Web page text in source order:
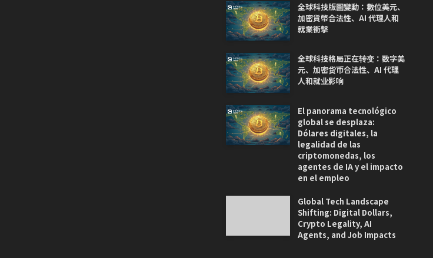
全球科技版圖變動：數位美元、
加密貨幣合法性、AI 代理人和
就業衝擊
全球科技格局正在转变：数字美
元、加密货币合法性、AI 代理
人和就业影响
El panorama tecnológico
global se desplaza:
Dólares digitales, la
legalidad de las
criptomonedas, los
agentes de IA y el impacto
en el empleo
Global Tech Landscape
Shifting: Digital Dollars,
Crypto Legality, AI
Agents, and Job Impacts